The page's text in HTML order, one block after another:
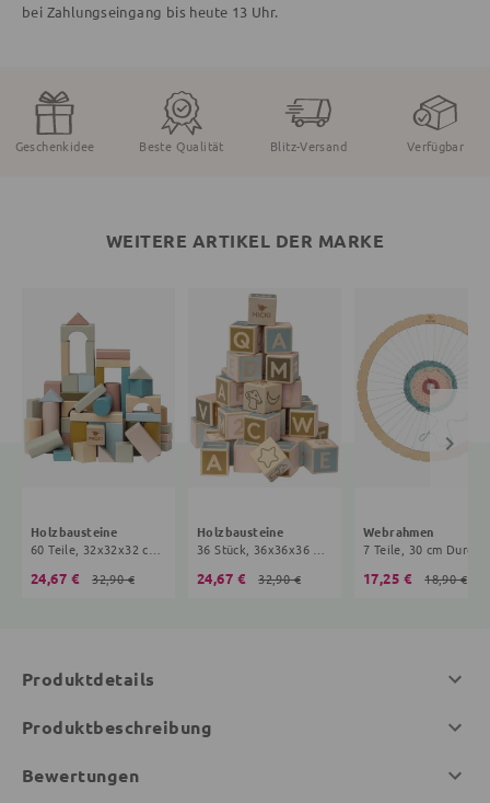
bei Zahlungseingang bis heute 13 Uhr.
Geschenkidee Beste Qualität Blitz-Versand Verfügbar
WEITERE ARTIKEL DER MARKE
Holzbausteine
60 Teile, 32x32x32 cm, 5+ Monate, bunt
24,67 € 32,90 €
Holzbausteine
36 Stück, 36x36x36 mm, 5+ Monate, bunt
24,67 € 32,90 €
Webrahmen
17,25 € 18,90 €
Produktdetails
Produktbeschreibung
Bewertungen